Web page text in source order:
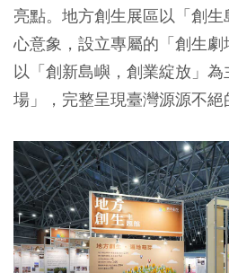
亮點。地方創生展區以「創
心意象，設立專屬的「創生
以「創新島嶼，創業綻放」
場」，完整呈現臺灣源源不絕